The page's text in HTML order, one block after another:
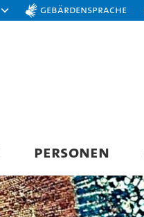
Gebärdensprache
PERSONEN